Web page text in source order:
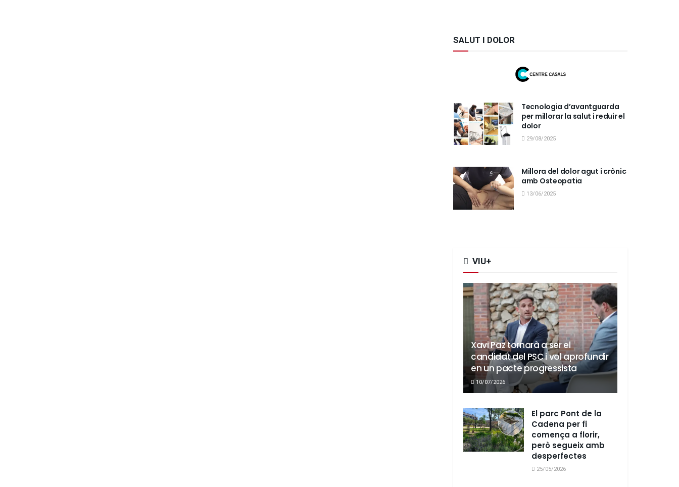
SALUT I DOLOR
Tecnologia d’avantguarda
per millorar la salut i reduir el
dolor
29/08/2025
Millora del dolor agut i crònic
amb Osteopatia
13/06/2025
VIU+
Xavi Paz tornarà a ser el
candidat del PSC i vol aprofundir
en un pacte progressista
10/07/2026
El parc Pont de la
Cadena per fi
comença a florir,
però segueix amb
desperfectes
25/05/2026